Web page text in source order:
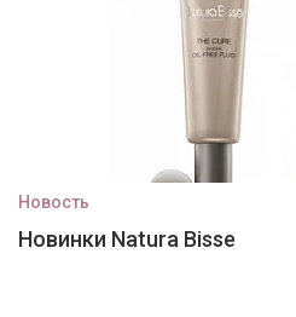
Новость
Новинки Natura Bisse